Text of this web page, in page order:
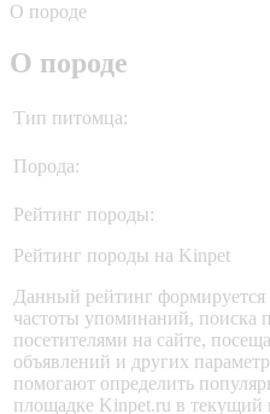
О породе
О породе
Тип питомца:
Порода:
Рейтинг породы:
Рейтинг породы на Kinpet
Данный рейтинг формируется
частоты упоминаний, поиска
посетителями на сайте,
объявлений и других
помогают определить
площадке Kinpet.ru в текущий